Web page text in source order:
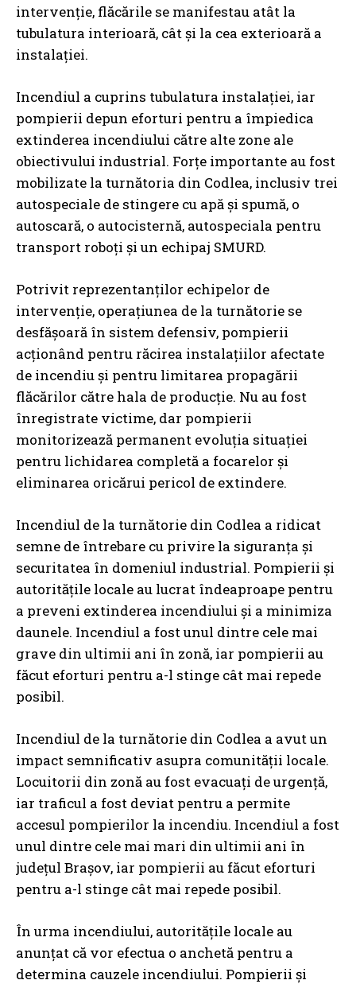
intervenție, flăcările se manifestau atât la
tubulatura interioară, cât și la cea exterioară a
instalației.
Incendiul a cuprins tubulatura instalației, iar
pompierii depun eforturi pentru a împiedica
extinderea incendiului către alte zone ale
obiectivului industrial. Forțe importante au fost
mobilizate la turnătoria din Codlea, inclusiv trei
autospeciale de stingere cu apă și spumă, o
autoscară, o autocisternă, autospeciala pentru
transport roboți și un echipaj SMURD.
Potrivit reprezentanților echipelor de
intervenție, operațiunea de la turnătorie se
desfășoară în sistem defensiv, pompierii
acționând pentru răcirea instalațiilor afectate
de incendiu și pentru limitarea propagării
flăcărilor către hala de producție. Nu au fost
înregistrate victime, dar pompierii
monitorizează permanent evoluția situației
pentru lichidarea completă a focarelor și
eliminarea oricărui pericol de extindere.
Incendiul de la turnătorie din Codlea a ridicat
semne de întrebare cu privire la siguranța și
securitatea în domeniul industrial. Pompierii și
autoritățile locale au lucrat îndeaproape pentru
a preveni extinderea incendiului și a minimiza
daunele. Incendiul a fost unul dintre cele mai
grave din ultimii ani în zonă, iar pompierii au
făcut eforturi pentru a-l stinge cât mai repede
posibil.
Incendiul de la turnătorie din Codlea a avut un
impact semnificativ asupra comunității locale.
Locuitorii din zonă au fost evacuați de urgență,
iar traficul a fost deviat pentru a permite
accesul pompierilor la incendiu. Incendiul a fost
unul dintre cele mai mari din ultimii ani în
județul Brașov, iar pompierii au făcut eforturi
pentru a-l stinge cât mai repede posibil.
În urma incendiului, autoritățile locale au
anunțat că vor efectua o anchetă pentru a
determina cauzele incendiului. Pompierii și